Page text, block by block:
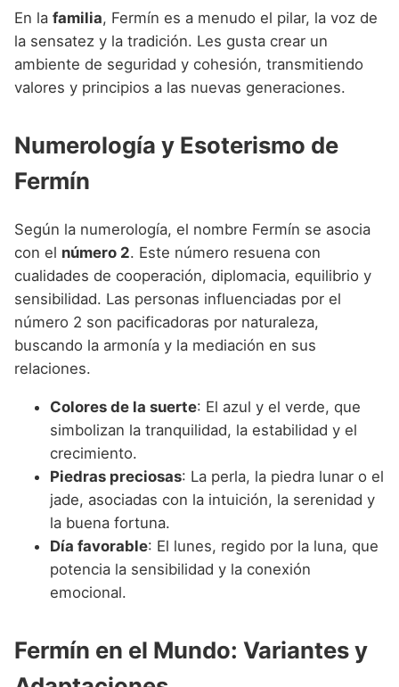
En la familia, Fermín es a menudo el pilar, la voz de
la sensatez y la tradición. Les gusta crear un
ambiente de seguridad y cohesión, transmitiendo
valores y principios a las nuevas generaciones.
Numerología y Esoterismo de
Fermín
Según la numerología, el nombre Fermín se asocia
con el número 2. Este número resuena con
cualidades de cooperación, diplomacia, equilibrio y
sensibilidad. Las personas influenciadas por el
número 2 son pacificadoras por naturaleza,
buscando la armonía y la mediación en sus
relaciones.
Colores de la suerte: El azul y el verde, que
simbolizan la tranquilidad, la estabilidad y el
crecimiento.
Piedras preciosas: La perla, la piedra lunar o el
jade, asociadas con la intuición, la serenidad y
la buena fortuna.
Día favorable: El lunes, regido por la luna, que
potencia la sensibilidad y la conexión
emocional.
Fermín en el Mundo: Variantes y